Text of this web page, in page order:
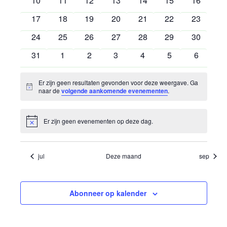
evenementenevenementenevenementenevenementenevenementenevenementen
0
evenementen
17
0
evenementen
18
0
evenementen
19
0
evenementen
20
0
evenementen
21
0
evenementen
22
0
23
0
evenementen
24
0
evenementen
25
0
evenementen
26
0
evenementen
27
0
evenementen
28
0
evenementen
29
0
30
0
evenementen
31
0
evenementen
1
0
evenementen
2
0
evenementen
3
0
evenementen
4
0
evenementen
5
0
6
Bericht
Er zijn geen resultaten gevonden voor deze weergave. Ga
naar de volgende aankomende evenementen.
BerichtEr zijn geen evenementen op deze dag.
jul Deze maand sep
Abonneer op kalender